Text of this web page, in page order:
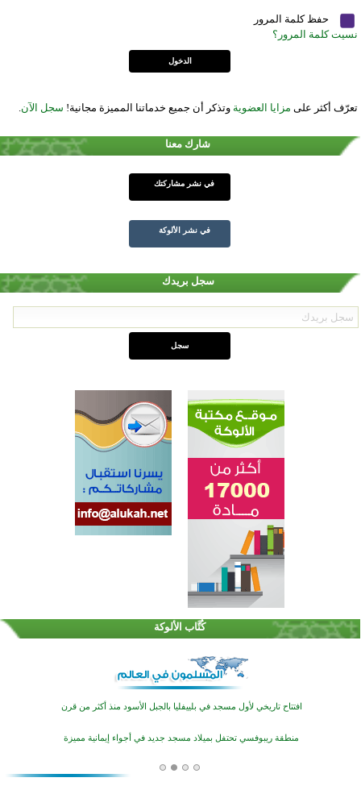
حفظ كلمة المرور
نسيت كلمة المرور؟
تعرّف أكثر على مزايا العضوية وتذكر أن جميع خدماتنا المميزة مجانية! سجل الآن
شارك معنا
في نشر مشاركتك
في نشر الألوكة
سجل بريدك
كُتَّاب الألوكة
اختتام الدورة التاسعة لمسابقة حفظ وتلاوة القرآن الكريم في أزناكاييف
تيسليتش تختتم برنامجا تعليميا لتعزيز القيم وبناء الشخصية للشباب المسلمين
اختتام منافسات قرآنية متميزة في بنغلاديش بمشاركة 3000 متسابق
افتتاح تاريخي لأول مسجد في بلييفليا بالجبل الأسود منذ أكثر من قرن
منطقة ريبوفسي تحتفل بميلاد مسجد جديد في أجواء إيمانية مميزة
أكبر مشروع إسلامي في ريف أستراليا يفتتح أبوابه بعد سنوات من العمل والعطاء